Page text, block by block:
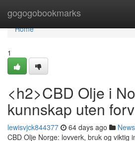
gogogobookmarks
Home
Home
1
<h2>CBD Olje i
kunnskap uten
lewisvjck844377 64 days ago News
CBD Olje Norge: lovverk, bruk og viktig